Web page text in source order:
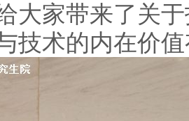
大家带来了关
技术的内在价